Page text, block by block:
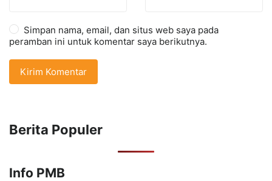
Simpan nama, email, dan situs web saya pada
peramban ini untuk komentar saya berikutnya.
Berita Populer
Info PMB